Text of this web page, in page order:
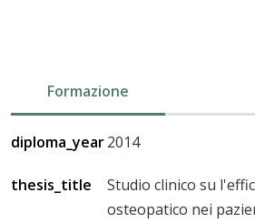
Formazione
diploma_year2014
thesis_title
Studio clinico su
osteopatico nei